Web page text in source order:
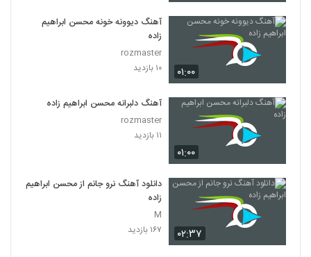
۰۱:۰۰
آهنگ دیوونه خونه محسن ابراهیم
زاده
rozmaster
۱۰ بازدید
۰۱:۰۰
آهنگ دلبرانه محسن ابراهیم زاده
rozmaster
۱۱ بازدید
۰۲:۳۷
دانلود آهنگ نرو جانم از محسن ابراهیم
زاده
M
۱۶۷ بازدید